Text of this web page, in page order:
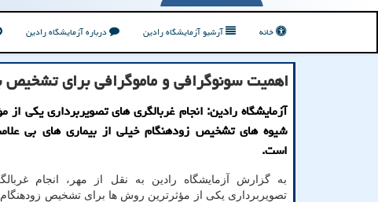
خانه آرشیو آزمایشگاه رادین درباره آزمایشگاه رادین
اهمیت سونوگرافی و ماموگرافی برای تشخیص
آزمایشگاه رادین: انجام غربالگری های تصویربرداری یکی از
شیوه های تشخیص زودهنگام خیلی از بیماری های بی
است.
به گزارش آزمایشگاه رادین به نقل از مهر، انجام
تصویربرداری یکی از مؤثرترین روش ها برای تشخیص زودهنگام